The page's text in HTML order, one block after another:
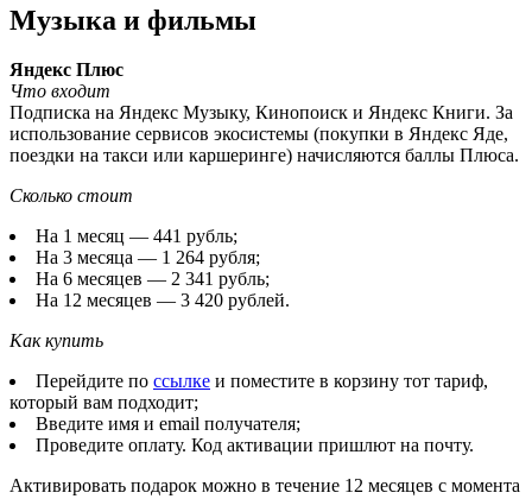
Музыка и фильмы
Яндекс Плюс
Что входит
Подписка на Яндекс Музыку, Кинопоиск и Яндекс Книги. За
использование сервисов экосистемы (покупки в Яндекс Яде,
поездки на такси или каршеринге) начисляются баллы Плюса.
Сколько стоит
На 1 месяц — 441 рубль;
На 3 месяца — 1 264 рубля;
На 6 месяцев — 2 341 рубль;
На 12 месяцев — 3 420 рублей.
Как купить
Перейдите по ссылке и поместите в корзину тот тариф,
который вам подходит;
Введите имя и email получателя;
Проведите оплату. Код активации пришлют на почту.
Активировать подарок можно в течение 12 месяцев с момента